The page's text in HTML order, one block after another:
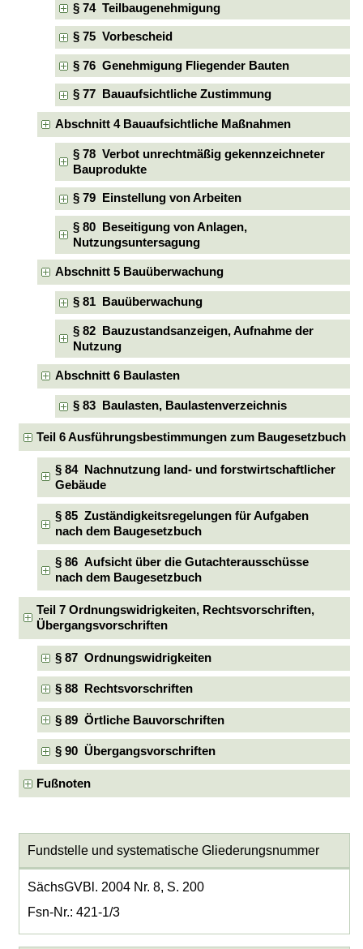
§ 74 Teilbaugenehmigung
§ 75 Vorbescheid
§ 76 Genehmigung Fliegender Bauten
§ 77 Bauaufsichtliche Zustimmung
Abschnitt 4 Bauaufsichtliche Maßnahmen
§ 78 Verbot unrechtmäßig gekennzeichneter
Bauprodukte
§ 79 Einstellung von Arbeiten
§ 80 Beseitigung von Anlagen,
Nutzungsuntersagung
Abschnitt 5 Bauüberwachung
§ 81 Bauüberwachung
§ 82 Bauzustandsanzeigen, Aufnahme der
Nutzung
Abschnitt 6 Baulasten
§ 83 Baulasten, Baulastenverzeichnis
Teil 6 Ausführungsbestimmungen zum Baugesetzbuch
§ 84 Nachnutzung land- und forstwirtschaftlicher
Gebäude
§ 85 Zuständigkeitsregelungen für Aufgaben
nach dem Baugesetzbuch
§ 86 Aufsicht über die Gutachterausschüsse
nach dem Baugesetzbuch
Teil 7 Ordnungswidrigkeiten, Rechtsvorschriften,
Übergangsvorschriften
§ 87 Ordnungswidrigkeiten
§ 88 Rechtsvorschriften
§ 89 Örtliche Bauvorschriften
§ 90 Übergangsvorschriften
Fußnoten
Fundstelle und systematische Gliederungsnummer
SächsGVBl. 2004 Nr. 8, S. 200
Fsn-Nr.: 421-1/3